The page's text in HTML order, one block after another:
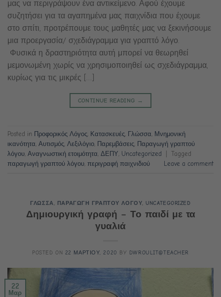
μας να περιγράψουν ένα αντικείμενο. Αφού έχουμε
συζητήσει για τα αγαπημένα μας παιχνίδια που έχουμε
στο σπίτι, προτρέπουμε τους μαθητές μας να ξεκινήσουμε
μια προεργασία/ σχεδιάγραμμα για γραπτό λόγο.
Φυσικά η δραστηριότητα αυτή μπορεί να θεωρηθεί
μεμονωμένη χωρίς να χρησιμοποιηθεί ως σχεδιάγραμμα,
κυρίως για τις μικρές […]
CONTINUE READING →
Posted in Προφορικός Λόγος, Κατασκευές, Γλώσσα, Μνημονική
ικανότητα, Αυτισμός, Λεξιλόγιο, Παρεμβάσεις, Παραγωγή γραπτού
λόγου, Αναγνωστική ετοιμότητα, ΔΕΠΥ, Uncategorized
Tagged
παραγωγή γραπτού λόγου, περιγραφή παιχνιδιού Leave a comment
ΓΛΩΣΣΑ, ΠΑΡΑΓΩΓΗ ΓΡΑΠΤΟΥ ΛΟΓΟΥ,UNCATEGORIZED
Δημιουργική γραφή – Το παιδί με τα
γυαλιά
POSTED ON 22 ΜΑΡΤΙΟΥ, 2020 BY DWROULIT@TEACHER
22
Μαρ